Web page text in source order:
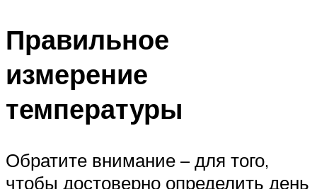
Правильное
измерение
температуры
Обратите внимание – для того,
чтобы достоверно определить день